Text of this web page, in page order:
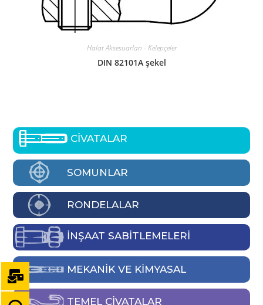
Halat Aksesuarları - Kelepçeler
DIN 82101A şekel
CİVATALAR
SOMUNLAR
RONDELALAR
İNŞAAT SABİTLEMELERİ
MEKANIK VE KIMYASAL
TEMEL CIVATALAR